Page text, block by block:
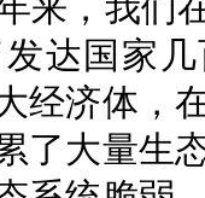
达国家
经济体，
了大量生